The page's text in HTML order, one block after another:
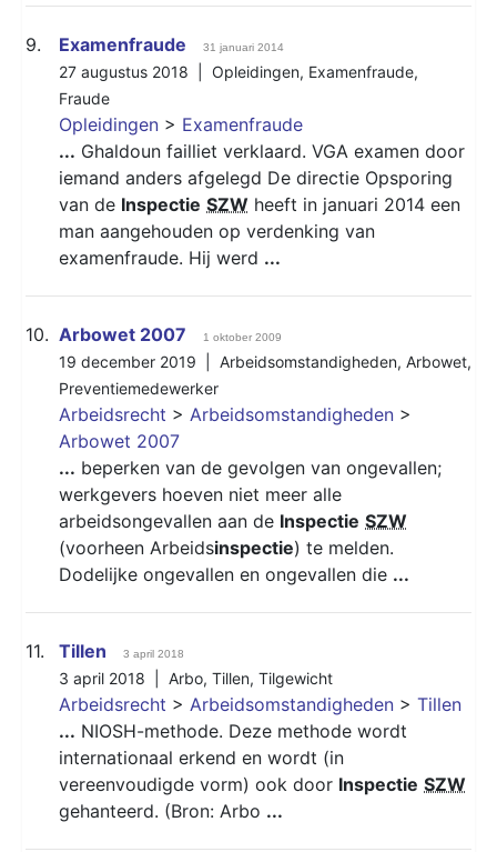
9. Examenfraude 31 januari 2014
27 augustus 2018 | Opleidingen, Examenfraude,
Fraude
Opleidingen > Examenfraude
... Ghaldoun failliet verklaard. VGA examen door
iemand anders afgelegd De directie Opsporing
van de Inspectie SZW heeft in januari 2014 een
man aangehouden op verdenking van
examenfraude. Hij werd ...
10. Arbowet 2007 1 oktober 2009
19 december 2019 | Arbeidsomstandigheden, Arbowet,
Preventiemedewerker
Arbeidsrecht > Arbeidsomstandigheden >
Arbowet 2007
... beperken van de gevolgen van ongevallen;
werkgevers hoeven niet meer alle
arbeidsongevallen aan de Inspectie SZW
(voorheen Arbeidsinspectie) te melden.
Dodelijke ongevallen en ongevallen die ...
11. Tillen 3 april 2018
3 april 2018 | Arbo, Tillen, Tilgewicht
Arbeidsrecht > Arbeidsomstandigheden > Tillen
... NIOSH-methode. Deze methode wordt
internationaal erkend en wordt (in
vereenvoudigde vorm) ook door Inspectie SZW
gehanteerd. (Bron: Arbo ...